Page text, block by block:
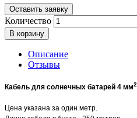
Оставить заявку
Количество
В корзину
Описание
Отзывы
Кабель для солнечных батарей 4 мм2
Цена указана за один метр.